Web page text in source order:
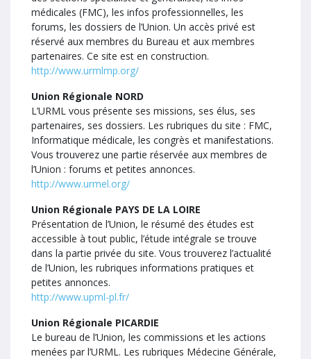
médicales (FMC), les infos professionnelles, les
forums, les dossiers de l’Union. Un accès privé est
réservé aux membres du Bureau et aux membres
partenaires. Ce site est en construction.
http://www.urmlmp.org/
Union Régionale NORD
L’URML vous présente ses missions, ses élus, ses
partenaires, ses dossiers. Les rubriques du site : FMC,
Informatique médicale, les congrès et manifestations.
Vous trouverez une partie réservée aux membres de
l’Union : forums et petites annonces.
http://www.urmel.org/
Union Régionale PAYS DE LA LOIRE
Présentation de l’Union, le résumé des études est
accessible à tout public, l’étude intégrale se trouve
dans la partie privée du site. Vous trouverez l’actualité
de l’Union, les rubriques informations pratiques et
petites annonces.
http://www.upml-pl.fr/
Union Régionale PICARDIE
Le bureau de l’Union, les commissions et les actions
menées par l’URML. Les rubriques Médecine Générale,